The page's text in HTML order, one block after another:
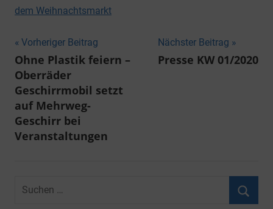
dem Weihnachtsmarkt
Beitragsnavigation
Vorheriger Beitrag
Ohne Plastik feiern –
Oberräder
Geschirrmobil setzt
auf Mehrweg-
Geschirr bei
Veranstaltungen
Nächster Beitrag
Presse KW 01/2020
Suchen